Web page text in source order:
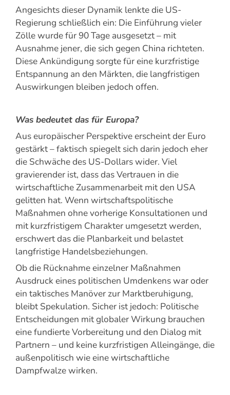
Angesichts dieser Dynamik lenkte die US-
Regierung schließlich ein: Die Einführung vieler
Zölle wurde für 90 Tage ausgesetzt – mit
Ausnahme jener, die sich gegen China richteten.
Diese Ankündigung sorgte für eine kurzfristige
Entspannung an den Märkten, die langfristigen
Auswirkungen bleiben jedoch offen.
Was bedeutet das für Europa?
Aus europäischer Perspektive erscheint der Euro
gestärkt – faktisch spiegelt sich darin jedoch eher
die Schwäche des US-Dollars wider. Viel
gravierender ist, dass das Vertrauen in die
wirtschaftliche Zusammenarbeit mit den USA
gelitten hat. Wenn wirtschaftspolitische
Maßnahmen ohne vorherige Konsultationen und
mit kurzfristigem Charakter umgesetzt werden,
erschwert das die Planbarkeit und belastet
langfristige Handelsbeziehungen.
Ob die Rücknahme einzelner Maßnahmen
Ausdruck eines politischen Umdenkens war oder
ein taktisches Manöver zur Marktberuhigung,
bleibt Spekulation. Sicher ist jedoch: Politische
Entscheidungen mit globaler Wirkung brauchen
eine fundierte Vorbereitung und den Dialog mit
Partnern – und keine kurzfristigen Alleingänge, die
außenpolitisch wie eine wirtschaftliche
Dampfwalze wirken.